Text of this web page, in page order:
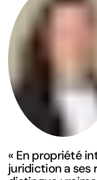
« En propriété
juridiction a ses